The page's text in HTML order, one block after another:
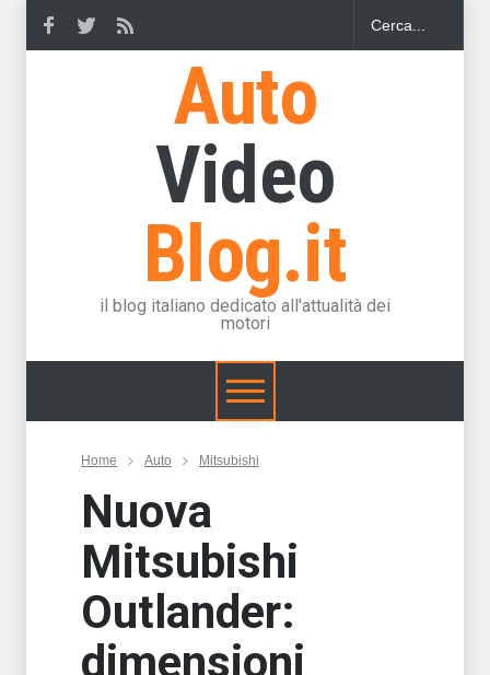
Auto
Video
Blog.it
il blog italiano dedicato all'attualità dei
motori
Home Auto Mitsubishi
Nuova
Mitsubishi
Outlander:
dimensioni